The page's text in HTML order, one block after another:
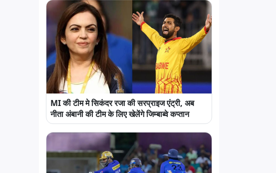
MI की टीम मे सिकंदर रजा की सरप्राइज एंट्री, अब
नीता अंबानी की टीम के लिए खेलेंगे जिम्बाब्वे कप्तान